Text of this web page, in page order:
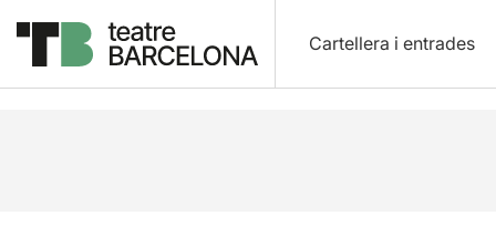
Cartellera i entrades